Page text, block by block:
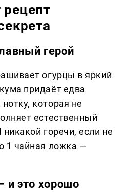
рецепт
герой
огурцы в яркий
придаёт едва
которая не
естественный
горечи, если не
1 чайная ложка —
и это хорошо